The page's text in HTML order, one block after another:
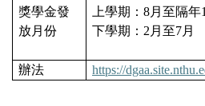
獎學金發
放月份
上學期： 8月至隔年1
下學期： 2 月至7月
辦法
https://